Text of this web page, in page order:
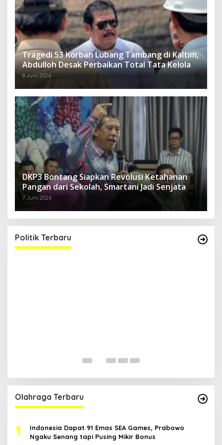
Tragedi 53 Korban Lubang Tambang di Kaltim,
Abdulloh Desak Perbaikan Total Tata Kelola
8 Juni 2026
DKP3 Bontang Siapkan Revolusi Ketahanan
Pangan dari Sekolah, Smartani Jadi Senjata
7 Juni 2026
Politik Terbaru
Kaltim Siap Jaga Kondusifitas Bersama TNI-
Polri
Di Berita Terbaru, Berita Terkini, Kalimantan Timur, Kaltim, Media
Satya News, Pemerintahan, Politik
Olahraga Terbaru
1
Indonesia Dapat 91 Emas SEA Games, Prabowo
Ngaku Senang tapi Pusing Mikir Bonus